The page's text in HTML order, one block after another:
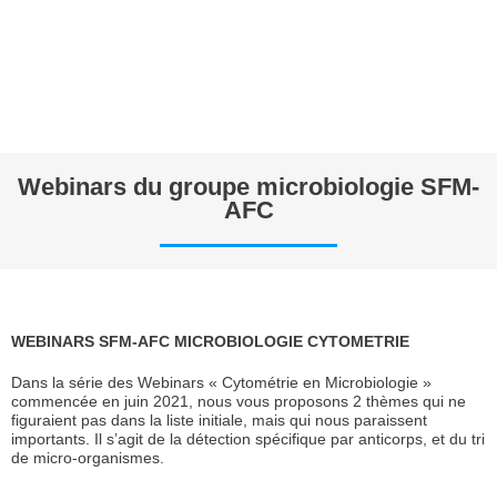
Webinars du groupe microbiologie SFM-
AFC
WEBINARS SFM-AFC MICROBIOLOGIE CYTOMETRIE
Dans la série des Webinars « Cytométrie en Microbiologie »
commencée en juin 2021, nous vous proposons 2 thèmes qui ne
figuraient pas dans la liste initiale, mais qui nous paraissent
importants. Il s’agit de la détection spécifique par anticorps, et du tri
de micro-organismes.